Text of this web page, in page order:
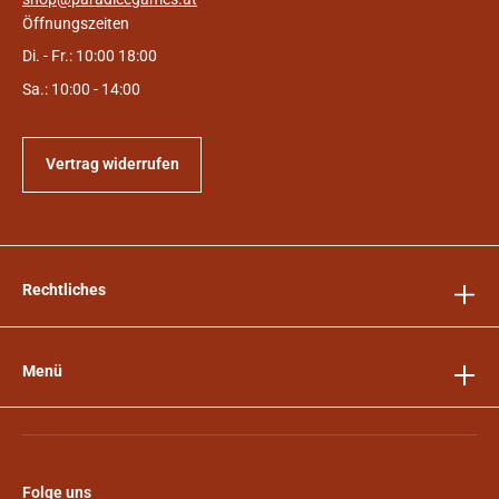
Öffnungszeiten
Di. - Fr.: 10:00 18:00
Sa.: 10:00 - 14:00
Vertrag widerrufen
Rechtliches
Menü
Folge uns